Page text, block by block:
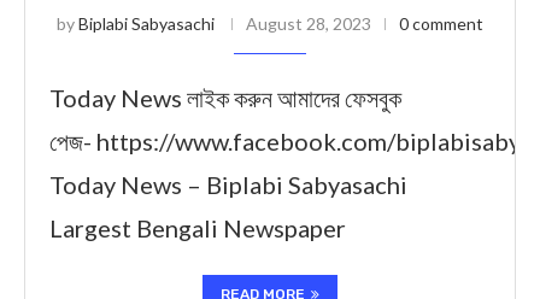
byBiplabi Sabyasachi August 28, 2023 0 comment
Today News লাইক করুন আমাদের ফেসবুক
পেজ- https://www.facebook.com/
Today News – Biplabi Sabyasachi
Largest Bengali Newspaper
READ MORE